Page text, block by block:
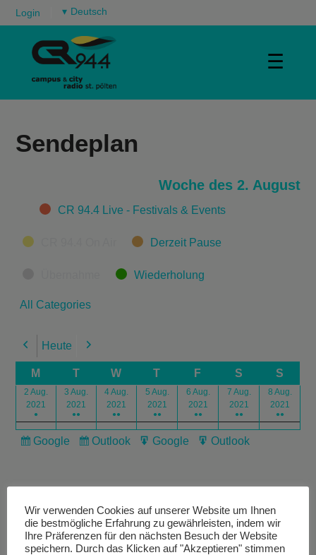
Login ▾
☰
Sendeplan
Woche des 2. August
CategoriesCR 94.4 Live - Festivals & Events
Derzeit Pause
Wiederholung
All Categories
Previous
Heute Next
M T W T F S S
2 Aug.
2021
●
3 Aug.
2021
●●
4 Aug.
2021
●●
5 Aug.
2021
●●
6 Aug.
2021
●●
7 Aug.
2021
●●
8 Aug.
2021
●●
Subscribe
Google
Subscribe
Outlook
Export
Google
Export
Outlook
Wir verwenden Cookies auf unserer Website um Ihnen
die bestmögliche Erfahrung zu gewährleisten, indem wir
Ihre Präferenzen für den nächsten Besuch der Website
speichern. Durch das Klicken auf "Akzeptieren" stimmen